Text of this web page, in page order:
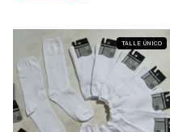
1/2
TALLE ÚNICO